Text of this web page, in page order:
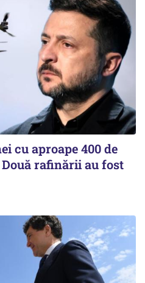
cu aproape 400 de
rafinării au fost